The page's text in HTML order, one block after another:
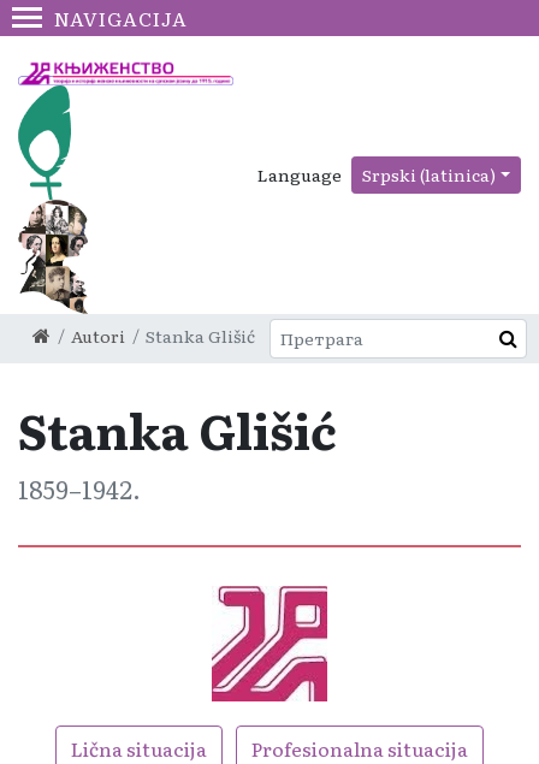
NAVIGACIJA
Language Srpski (latinica)
Autori Stanka Glišić
Stanka Glišić
1859–1942.
Lična situacija
Profesionalna situacija